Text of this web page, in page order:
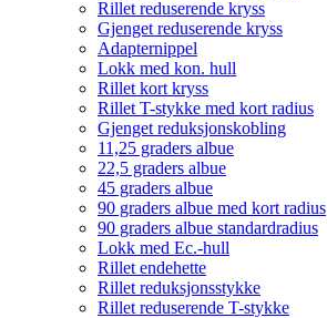
Rillet reduserende kryss
Gjenget reduserende kryss
Adapternippel
Lokk med kon. hull
Rillet kort kryss
Rillet T-stykke med kort radius
Gjenget reduksjonskobling
11,25 graders albue
22,5 graders albue
45 graders albue
90 graders albue med kort radius
90 graders albue standardradius
Lokk med Ec.-hull
Rillet endehette
Rillet reduksjonsstykke
Rillet reduserende T-stykke